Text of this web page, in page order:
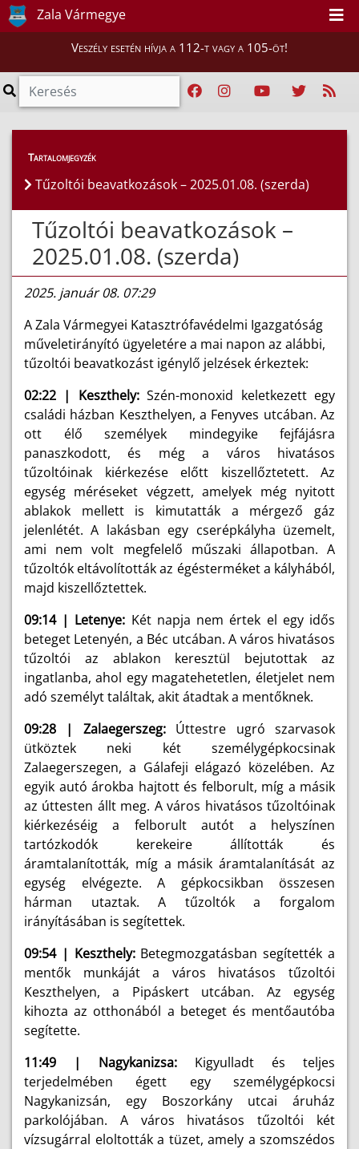
Zala Vármegye
Veszély esetén hívja a 112-t vagy a 105-öt!
Híreink > Hírek
Tartalomjegyzék
Tűzoltói beavatkozások – 2025.01.08. (szerda)
Tűzoltói beavatkozások –
2025.01.08. (szerda)
2025. január 08. 07:29
A Zala Vármegyei Katasztrófavédelmi Igazgatóság
műveletirányító ügyeletére a mai napon az alábbi,
tűzoltói beavatkozást igénylő jelzések érkeztek:
02:22 | Keszthely:Szén-monoxid keletkezett egy
családi házban Keszthelyen, a Fenyves utcában. Az
ott élő személyek mindegyike fejfájásra
panaszkodott, és még a város hivatásos
tűzoltóinak kiérkezése előtt kiszellőztetett. Az
egység méréseket végzett, amelyek még nyitott
ablakok mellett is kimutatták a mérgező gáz
jelenlétét. A lakásban egy cserépkályha üzemelt,
ami nem volt megfelelő műszaki állapotban. A
tűzoltók eltávolították az égésterméket a kályhából,
majd kiszellőztettek.
09:14 | Letenye: Két napja nem értek el egy idős
beteget Letenyén, a Béc utcában. A város hivatásos
tűzoltói az ablakon keresztül bejutottak az
ingatlanba, ahol egy magatehetetlen, életjelet nem
adó személyt találtak, akit átadtak a mentőknek.
09:28 | Zalaegerszeg:Úttestre ugró szarvasok
ütköztek neki két személygépkocsinak
Zalaegerszegen, a Gálafeji elágazó közelében. Az
egyik autó árokba hajtott és felborult, míg a másik
az úttesten állt meg. A város hivatásos tűzoltóinak
kiérkezéséig a felborult autót a helyszínen
tartózkodók kerekeire állították és
áramtalanították, míg a másik áramtalanítását az
egység elvégezte. A gépkocsikban összesen
hárman utaztak. A tűzoltók a forgalom
irányításában is segítettek.
09:54 | Keszthely:Betegmozgatásban segítették a
mentők munkáját a város hivatásos tűzoltói
Keszthelyen, a Pipáskert utcában. Az egység
kihozta az otthonából a beteget és mentőautóba
segítette.
11:49 | Nagykanizsa: Kigyulladt és teljes
terjedelmében égett egy személygépkocsi
Nagykanizsán, egy Boszorkány utcai áruház
parkolójában. A város hivatásos tűzoltói két
vízsugárral eloltották a tüzet, amely a szomszédos